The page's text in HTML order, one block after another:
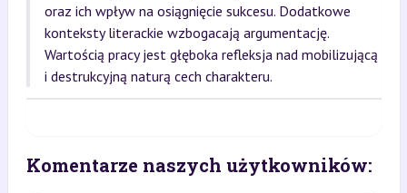
oraz ich wpływ na osiągnięcie sukcesu. Dodatkowe
konteksty literackie wzbogacają argumentację.
Wartością pracy jest głęboka refleksja nad mobilizującą
i destrukcyjną naturą cech charakteru.
Komentarze naszych użytkowników: